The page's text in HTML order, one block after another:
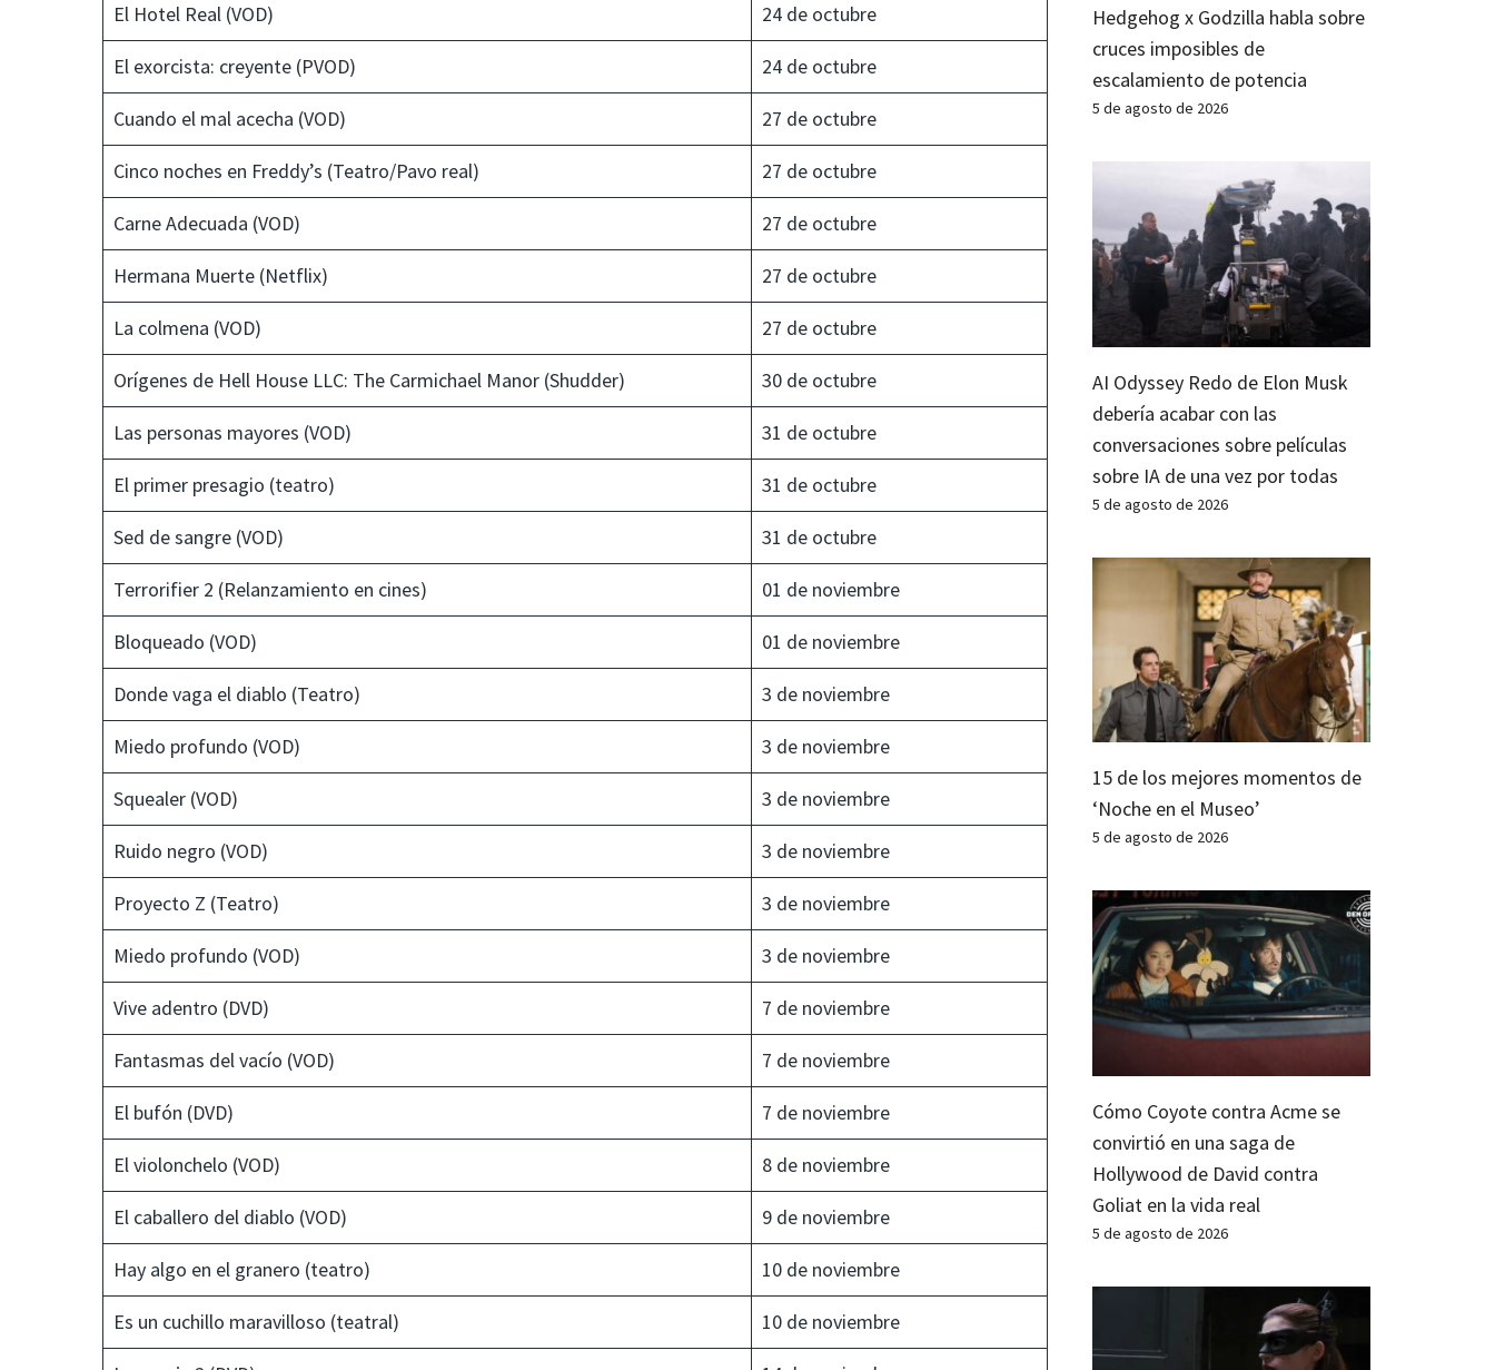
El Hotel Real (VOD) 24 de octubre
El exorcista: creyente (PVOD) 24 de octubre
Cuando el mal acecha (VOD) 27 de octubre
Cinco noches en Freddy’s (Teatro/Pavo real) 27 de octubre
Carne Adecuada (VOD) 27 de octubre
Hermana Muerte (Netflix) 27 de octubre
La colmena (VOD) 27 de octubre
Orígenes de Hell House LLC: The Carmichael Manor (Shudder) 30 de octubre
Las personas mayores (VOD) 31 de octubre
El primer presagio (teatro) 31 de octubre
Sed de sangre (VOD) 31 de octubre
Terrorifier 2 (Relanzamiento en cines) 01 de noviembre
Bloqueado (VOD) 01 de noviembre
Donde vaga el diablo (Teatro) 3 de noviembre
Miedo profundo (VOD) 3 de noviembre
Squealer (VOD) 3 de noviembre
Ruido negro (VOD) 3 de noviembre
Proyecto Z (Teatro) 3 de noviembre
Miedo profundo (VOD) 3 de noviembre
Vive adentro (DVD) 7 de noviembre
Fantasmas del vacío (VOD) 7 de noviembre
El bufón (DVD) 7 de noviembre
El violonchelo (VOD) 8 de noviembre
El caballero del diablo (VOD) 9 de noviembre
Hay algo en el granero (teatro) 10 de noviembre
Es un cuchillo maravilloso (teatral) 10 de noviembre
Hedgehog x Godzilla habla sobre
cruces imposibles de
escalamiento de potencia
5 de agosto de 2026
AI Odyssey Redo de Elon Musk
debería acabar con las
conversaciones sobre películas
sobre IA de una vez por todas
5 de agosto de 2026
15 de los mejores momentos de
‘Noche en el Museo’
5 de agosto de 2026
Cómo Coyote contra Acme se
convirtió en una saga de
Hollywood de David contra
Goliat en la vida real
5 de agosto de 2026